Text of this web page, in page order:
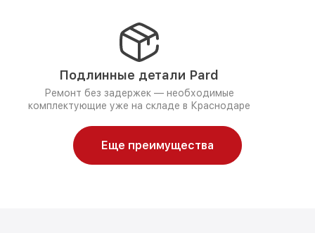
Подлинные детали Pard
Ремонт без задержек — необходимые
комплектующие уже на складе в Краснодаре
Еще преимущества